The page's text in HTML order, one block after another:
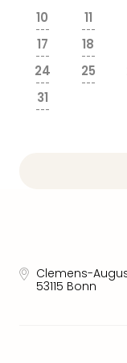
10
---
11
---
17
---
18
---
24
---
25
---
31
---
Clemens-
53115 Bonn